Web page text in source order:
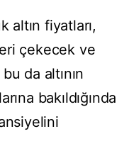
altın fiyatları,
çekecek ve
da altının
bakıldığında